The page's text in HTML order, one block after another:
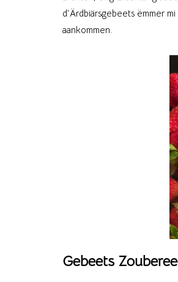
d’Ärdbiärsgebeets ëmmer
aankommen.
Gebeets